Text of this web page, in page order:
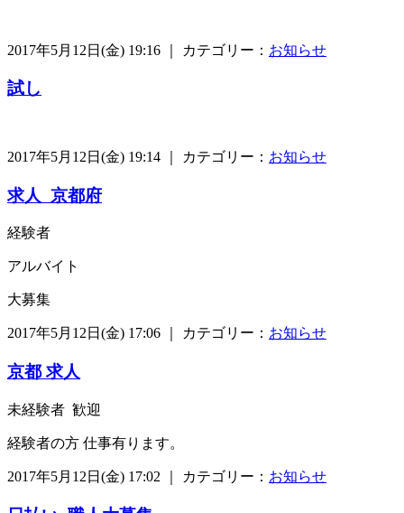
2017年5月12日(金) 19:16 ｜ カテゴリー： お知らせ
試し
2017年5月12日(金) 19:14 ｜ カテゴリー： お知らせ
求人 京都府
経験者
アルバイト
大募集
2017年5月12日(金) 17:06 ｜ カテゴリー： お知らせ
京都 求人
未経験者 歓迎
経験者の方 仕事有ります。
2017年5月12日(金) 17:02 ｜ カテゴリー： お知らせ